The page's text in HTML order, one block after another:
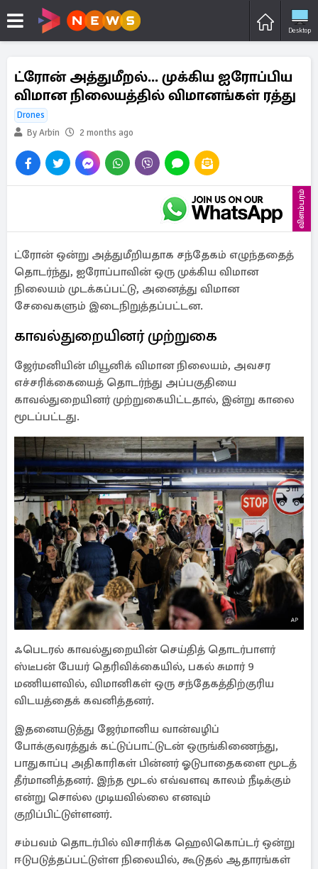
Desktop
ட்ரோன் அத்துமீறல்... முக்கிய ஐரோப்பிய
விமான நிலையத்தில் விமானங்கள் ரத்து
Drones
By Arbin
2 months ago
விளம்பரம்
ட்ரோன் ஒன்று அத்துமீறியதாக சந்தேகம் எழுந்ததைத்
தொடர்ந்து, ஐரோப்பாவின் ஒரு முக்கிய விமான
நிலையம் முடக்கப்பட்டு, அனைத்து விமான
சேவைகளும் இடைநிறுத்தப்பட்டன.
காவல்துறையினர் முற்றுகை
ஜேர்மனியின் மியூனிக் விமான நிலையம், அவசர
எச்சரிக்கையைத் தொடர்ந்து அப்பகுதியை
காவல்துறையினர் முற்றுகையிட்டதால், இன்று காலை
மூடப்பட்டது.
ஃபெடரல் காவல்துறையின் செய்தித் தொடர்பாளர்
ஸ்டீபன் பேயர் தெரிவிக்கையில், பகல் சுமார் 9
மணியளவில், விமானிகள் ஒரு சந்தேகத்திற்குரிய
விடயத்தைக் கவனித்தனர்.
இதனையடுத்து ஜேர்மானிய வான்வழிப்
போக்குவரத்துக் கட்டுப்பாட்டுடன் ஒருங்கிணைந்து,
பாதுகாப்பு அதிகாரிகள் பின்னர் ஓடுபாதைகளை மூடத்
தீர்மானித்தனர். இந்த மூடல் எவ்வளவு காலம் நீடிக்கும்
என்று சொல்ல முடியவில்லை எனவும்
குறிப்பிட்டுள்ளனர்.
சம்பவம் தொடர்பில் விசாரிக்க ஹெலிகொப்டர் ஒன்று
ஈடுபடுத்தப்பட்டுள்ள நிலையில், கூடுதல் ஆதாரங்கள்